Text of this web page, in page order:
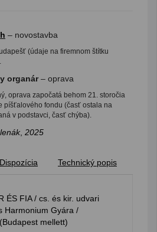
– novostavba
(údaje na firemnom štítku
organár– oprava
oprava započatá behom 21. storočia
píšťalového fondu (časť ostala na
v podstavci, časť chýba).
2025
Dispozícia Technický popis
ÉS FIA / cs. és kir. udvari
Harmonium Gyára /
mellett)